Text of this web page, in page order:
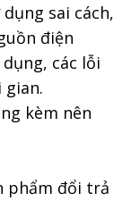
sai cách,
điện
các lỗi
kèm nên
phẩm đổi trả